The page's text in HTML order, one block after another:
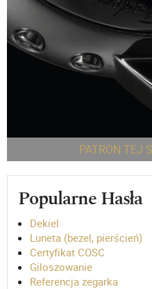
PATRON TEJ
Popularne Hasła
Dekiel
Luneta (bezel, pierścień)
Certyfikat COSC
Giloszowanie
Referencja zegarka